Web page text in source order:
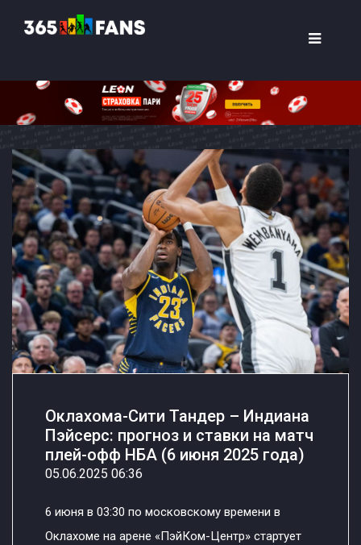
Оклахома-Сити Тандер – Индиана
Пэйсерс: прогноз и ставки на матч
плей-офф НБА (6 июня 2025 года)
05.06.2025 06:36
6 июня в 03:30 по московскому времени в
Оклахоме на арене «ПэйКом-Центр» стартует